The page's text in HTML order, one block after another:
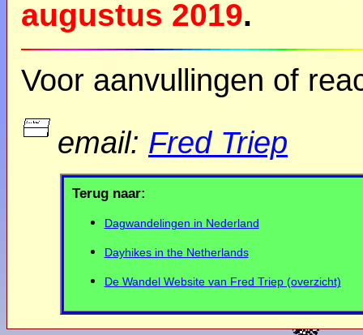
augustus 2019.
Voor aanvullingen of
email: Fred Triep
Terug naar:
Dagwandelingen in Nederland
Dayhikes in the Netherlands
De Wandel Website van Fred Triep (overzicht)